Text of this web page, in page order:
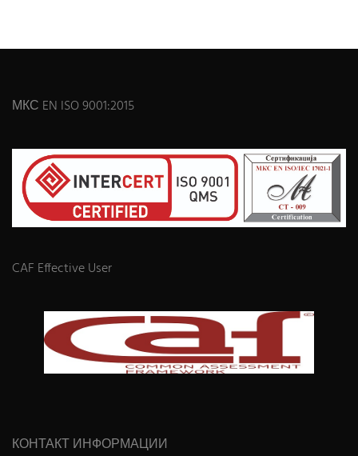
МКС EN ISO 9001:2015
CAF Effective User
КОНТАКТ ИНФОРМАЦИИ